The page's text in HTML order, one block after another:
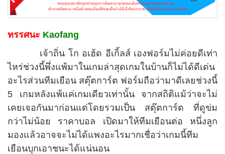
ทรรศนะ Kaofang
เจ้าถิ่น โก อเฮ้ด อีเกิ้ลส์ เองฟอร์มไม่ค่อยดีเท่า
ไหร่ช่วงนี้พึ่งแพ้มาในเกมล่าสุดเกมในบ้านก็ไม่ได้ดีเด่น
อะไรส่วนทีมเยือน สตุ๊ตการ์ต ฟอร์มถือว่ามาดีเลยช่วงนี้
5 เกมหลังแพ้แค่เกมเดียวเท่านั้น จากสถิติแม้ว่าจะไม่
เคยเจอกันมาก่อนแต่โดยรวมเป็น สตุ๊ตการ์ต ที่ดูข่ม
กว่าไม่น้อย ราคาบอล เปิดมาให้ทีมเยือนต่อ หนึ่งลูก
มองแล้วอาจจะไม่ได้แพงอะไรมากเชื่อว่าเกมนี้ทีม
เยือนบุกเอาชนะได้แน่นอน